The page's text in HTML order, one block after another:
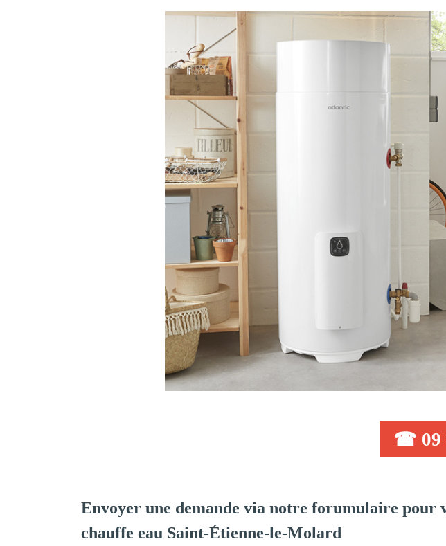
☎ 09
Envoyer une demande via notre forumulaire pour
chauffe eau Saint-Étienne-le-Molard